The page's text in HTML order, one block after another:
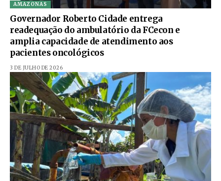
AMAZONAS
Governador Roberto Cidade entrega
readequação do ambulatório da FCecon e
amplia capacidade de atendimento aos
pacientes oncológicos
3 DE JULHO DE 2026